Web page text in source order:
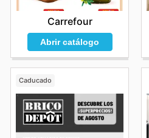
Carrefour
Abrir catálogo
Caducado